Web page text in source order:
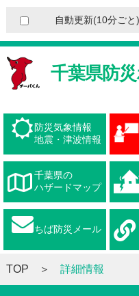
自動更新(10分ごと)
千葉県防
防災気象情報
地震・津波情報
千葉県の
ハザードマップ
ちば防災メール
TOP 詳細情報